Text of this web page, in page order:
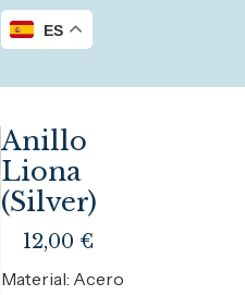
ES
Anillo
Liona
(Silver)
12,00 €
Material: Acero